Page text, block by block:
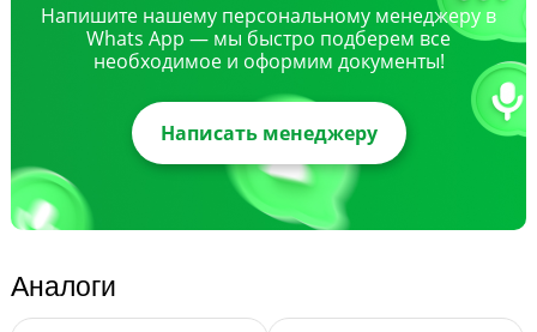
Напишите нашему персональному менеджеру в
Whats App — мы быстро подберем все
необходимое и оформим документы!
Написать менеджеру
Аналоги